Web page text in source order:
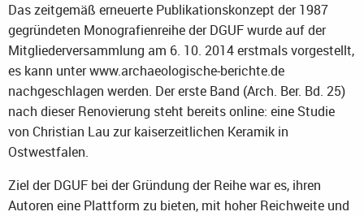
Das zeitgemäß erneuerte Publikationskonzept der 1987
gegründeten Monografienreihe der DGUF wurde auf der
Mitgliederversammlung am 6. 10. 2014 erstmals vorgestellt,
es kann unter www.archaeologische-berichte.de
nachgeschlagen werden. Der erste Band (Arch. Ber. Bd. 25)
nach dieser Renovierung steht bereits online: eine Studie
von Christian Lau zur kaiserzeitlichen Keramik in
Ostwestfalen.
Ziel der DGUF bei der Gründung der Reihe war es, ihren
Autoren eine Plattform zu bieten, mit hoher Reichweite und